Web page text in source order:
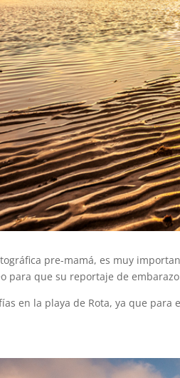
pre-mamá, es muy
para que su reportaje de
en la playa de Rota, ya que